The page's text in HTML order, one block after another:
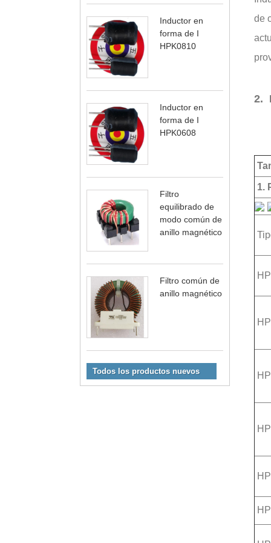
Inductor en
forma de I
HPK0810
Inductor en
forma de I
HPK0608
Filtro
equilibrado de
modo común de
anillo magnético
Filtro común de
anillo magnético
Todos los productos nuevos
de
2.
1.